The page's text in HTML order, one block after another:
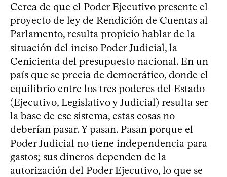
Cerca de que el Poder Ejecutivo presente el
proyecto de ley de Rendición de Cuentas al
Parlamento, resulta propicio hablar de la
situación del inciso Poder Judicial, la
Cenicienta del presupuesto nacional. En un
país que se precia de democrático, donde el
equilibrio entre los tres poderes del Estado
(Ejecutivo, Legislativo y Judicial) resulta ser
la base de ese sistema, estas cosas no
deberían pasar. Y pasan. Pasan porque el
Poder Judicial no tiene independencia para
gastos; sus dineros dependen de la
autorización del Poder Ejecutivo, lo que se